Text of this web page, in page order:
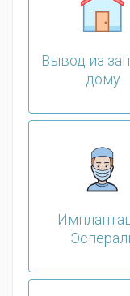
Вывод из
дому